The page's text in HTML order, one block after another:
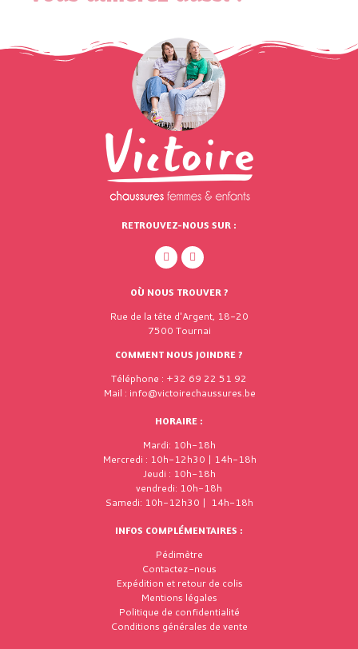
RETROUVEZ-NOUS SUR :
OÙ NOUS TROUVER ?
Rue de la tête d'Argent, 18-20
7500 Tournai
COMMENT NOUS JOINDRE ?
Téléphone : +32 69 22 51 92
Mail : info@victoirechaussures.be
HORAIRE :
Mardi: 10h-18h
Mercredi : 10h-12h30 | 14h-18h
Jeudi : 10h-18h
vendredi: 10h-18h
Samedi: 10h-12h30 | 14h-18h
INFOS COMPLÉMENTAIRES :
Pédimètre
Contactez-nous
Expédition et retour de colis
Mentions légales
Politique de confidentialité
Conditions générales de vente